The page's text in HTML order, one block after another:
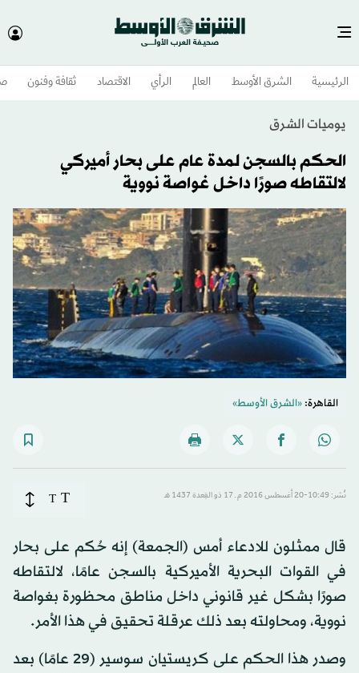
الرئيسية الشرق الأوسط​ العالم الرأي الاقتصاد ثقافة وفنون
يوميات الشرق
الحكم بالسجن لمدة عام على بحار أميركي
لالتقاطه صورًا داخل غواصة نووية
القاهرة:«الشرق الأوسط»
نُشر: 10:49-20 أغسطس 2016 م ـ 17 ذو القِعدة 1437 هـ T
T
قال ممثلون للادعاء أمس (الجمعة) إنه حُكم على بحار
في القوات البحرية الأميركية بالسجن عامًا، لالتقاطه
صورًا بشكل غير قانوني داخل مناطق محظورة بغواصة
نووية، ومحاولته بعد ذلك عرقلة تحقيق في هذا الأمر.
وصدر هذا الحكم على كريستيان سوسير (29 عامًا) بعد